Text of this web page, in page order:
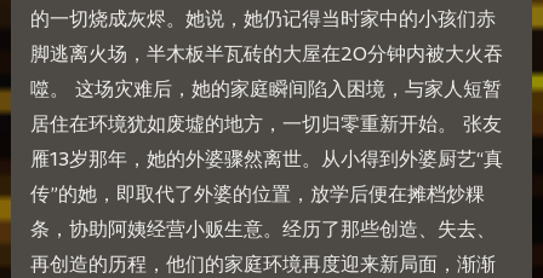
的一切烧成灰烬。她说，她仍记得当时家中的小孩们赤
脚逃离火场，半木板半瓦砖的大屋在20分钟内被大火吞
噬。 这场灾难后，她的家庭瞬间陷入困境，与家人短暂
居住在环境犹如废墟的地方，一切归零重新开始。 张友
雁13岁那年，她的外婆骤然离世。从小得到外婆厨艺“真
传”的她，即取代了外婆的位置，放学后便在摊档炒粿
条，协助阿姨经营小贩生意。经历了那些创造、失去、
再创造的历程，他们的家庭环境再度迎来新局面，渐渐